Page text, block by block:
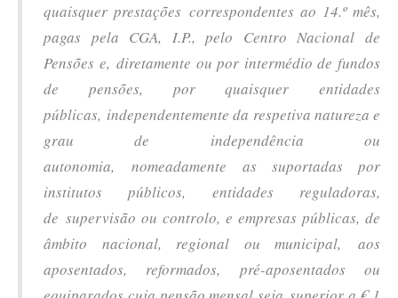
quaisquer prestações correspondentes ao 14.º mês,
pagas pela CGA, I.P., pelo Centro Nacional de
Pensões e, diretamente ou por intermédio de fundos
de pensões, por quaisquer entidades
públicas, independentemente da respetiva natureza e
grau de independência ou
autonomia, nomeadamente as suportadas por
institutos públicos, entidades reguladoras,
de supervisão ou controlo, e empresas públicas, de
âmbito nacional, regional ou municipal, aos
aposentados, reformados, pré-aposentados ou